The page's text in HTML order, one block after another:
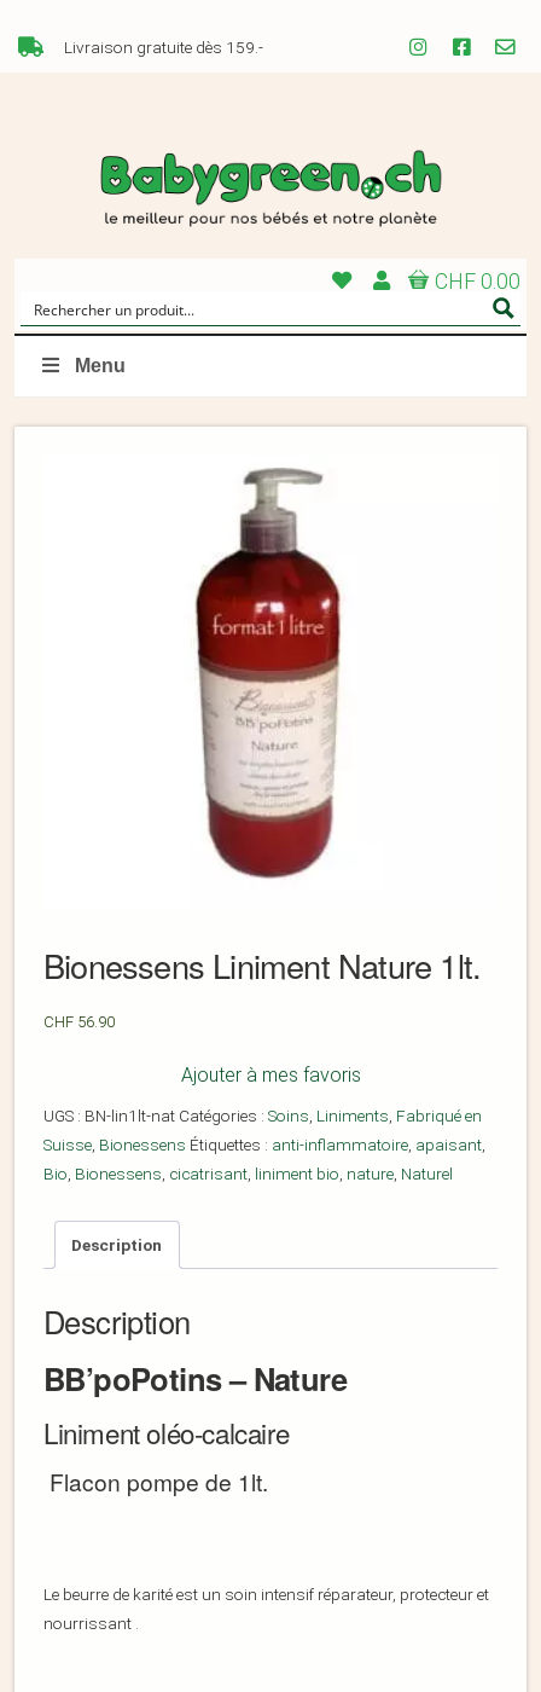
Livraison gratuite dès 159.-
CHF 0.00
Menu
Bionessens Liniment Nature 1lt.
CHF 56.90
Ajouter à mes favoris
UGS : BN-lin1lt-nat Catégories : Soins, Liniments, Fabriqué en
Suisse, Bionessens Étiquettes : anti-inflammatoire, apaisant,
Bio, Bionessens, cicatrisant, liniment bio, nature, Naturel
Description
Description
BB’poPotins – Nature
Liniment oléo-calcaire
Flacon pompe de 1lt.
Le beurre de karité est un soin intensif réparateur, protecteur et
nourrissant .